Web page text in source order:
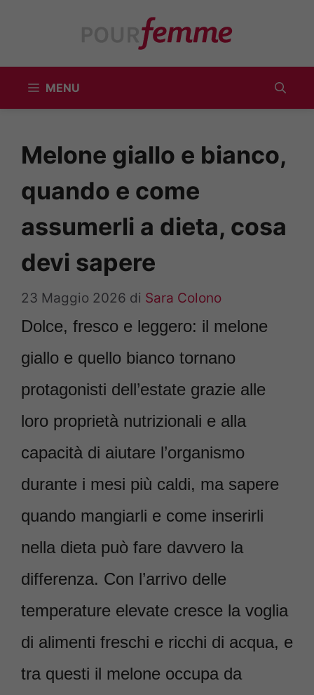
MENU
Melone giallo e bianco,
quando e come
assumerli a dieta, cosa
devi sapere
23 Maggio 2026 di Sara Colono
Dolce, fresco e leggero: il melone
giallo e quello bianco tornano
protagonisti dell’estate grazie alle
loro proprietà nutrizionali e alla
capacità di aiutare l’organismo
durante i mesi più caldi, ma sapere
quando mangiarli e come inserirli
nella dieta può fare davvero la
differenza. Con l’arrivo delle
temperature elevate cresce la voglia
di alimenti freschi e ricchi di acqua, e
tra questi il melone occupa da